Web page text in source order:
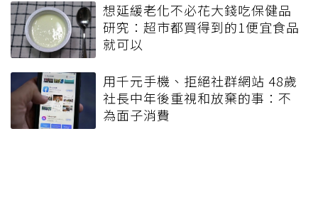
想延緩老化不必花大錢吃保健品
研究：超市都買得到的1便宜食品
就可以
用千元手機、拒絕社群網站 48歲
社長中年後重視和放棄的事：不
為面子消費